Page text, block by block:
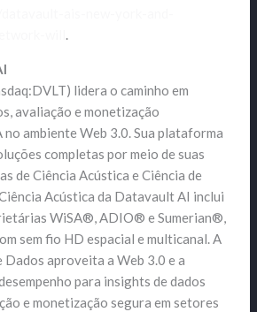
.
lidera o caminho em
avaliação e monetização
ambiente Web 3.0. Sua plataforma
completas por meio de suas
de Ciência Acústica e Ciência de
Acústica da Datavault AI inclui
WiSA®, ADIO® e Sumerian®,
sem fio HD espacial e multicanal. A
Dados aproveita a Web 3.0 e a
para insights de dados
e monetização segura em setores